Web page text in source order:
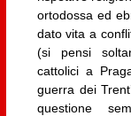
ortodossa ed
dato vita a
(si pensi
cattolici a
guerra dei
questione